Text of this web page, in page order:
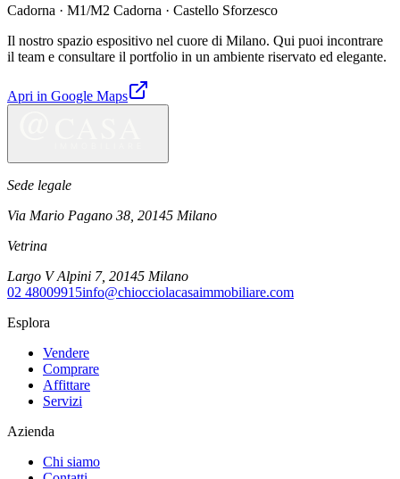
Cadorna · M1/M2 Cadorna · Castello Sforzesco
Il nostro spazio espositivo nel cuore di Milano. Qui puoi incontrare
il team e consultare il portfolio in un ambiente riservato ed elegante.
Apri in Google Maps
Sede legale
Via Mario Pagano 38 20145 Milano
Vetrina
Largo V Alpini 7, 20145 Milano
02 48009915info@chiocciolacasaimmobiliare.com
Esplora
Vendere
Comprare
Affittare
Servizi
Azienda
Chi siamo